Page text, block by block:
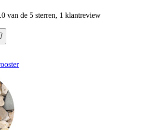
van de 5 sterren, 1 klantreview